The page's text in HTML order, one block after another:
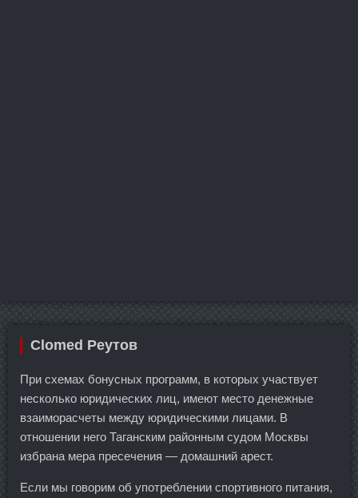
Clomed Реутов
При схемах бонусных программ, в которых участвует
несколько юридических лиц, имеют место денежные
взаиморасчеты между юридическими лицами. В
отношении него Таганским районным судом Москвы
избрана мера пресечения — домашний арест.
Если мы говорим об употреблении спортивного питания,